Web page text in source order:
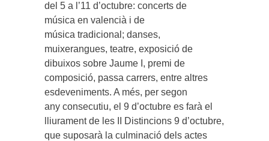
del 5 a l’11 d’octubre: concerts de
música en valencià i de
música tradicional; danses,
muixerangues, teatre, exposició de
dibuixos sobre Jaume I, premi de
composició, passa carrers, entre altres
esdeveniments. A més, per segon
any consecutiu, el 9 d’octubre es farà el
lliurament de les II Distincions 9 d’octubre,
que suposarà la culminació dels actes